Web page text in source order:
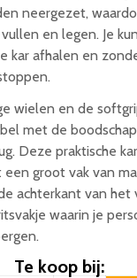
neergezet,
en legen. Je
kar afhalen en
wielen en de
met de
Deze praktische
groot vak van
achterkant van het
waarin je
Te koop bij: